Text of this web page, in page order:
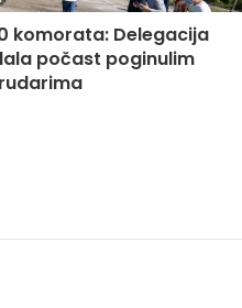
komorata: Delegacija
počast poginulim
rudarima